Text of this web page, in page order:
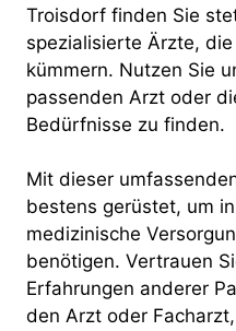
Troisdorf finden Sie
spezialisierte Ärzte,
kümmern. Nutzen Sie
passenden Arzt oder
Bedürfnisse zu finden.
Mit dieser
bestens gerüstet, um
medizinische
benötigen. Vertrauen
Erfahrungen anderer
den Arzt oder